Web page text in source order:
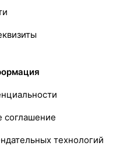
соглашение
технологий